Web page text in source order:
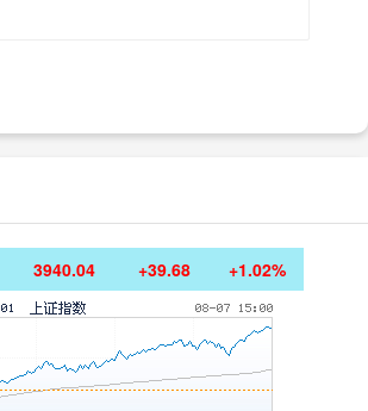
3940.04 +39.68 +1.02%